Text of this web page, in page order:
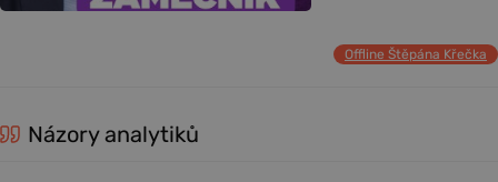
Offline Štěpána Křečka
Názory analytiků